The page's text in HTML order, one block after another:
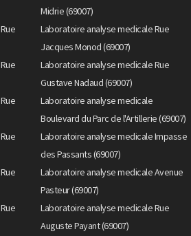
Midrie (69007)
Laboratoire analyse medicale Rue
Jacques Monod (69007)
Laboratoire analyse medicale Rue
Gustave Nadaud (69007)
Laboratoire analyse medicale
Boulevard du Parc de l'Artillerie (69007)
Laboratoire analyse medicale Impasse
des Passants (69007)
Laboratoire analyse medicale Avenue
Pasteur (69007)
Laboratoire analyse medicale Rue
Auguste Payant (69007)